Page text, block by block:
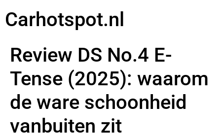
Carhotspot.nl
Review DS No.4 E-
Tense (2025): waarom
de ware schoonheid
vanbuiten zit